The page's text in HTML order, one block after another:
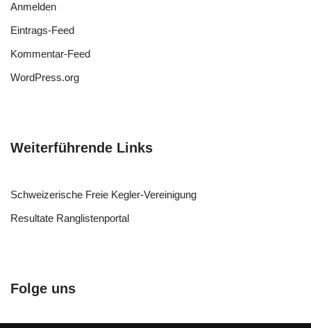
Anmelden
Eintrags-Feed
Kommentar-Feed
WordPress.org
Weiterführende Links
Schweizerische Freie Kegler-Vereinigung
Resultate Ranglistenportal
Folge uns